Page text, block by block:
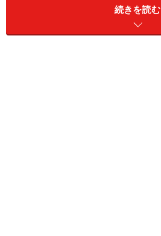
続きを読む